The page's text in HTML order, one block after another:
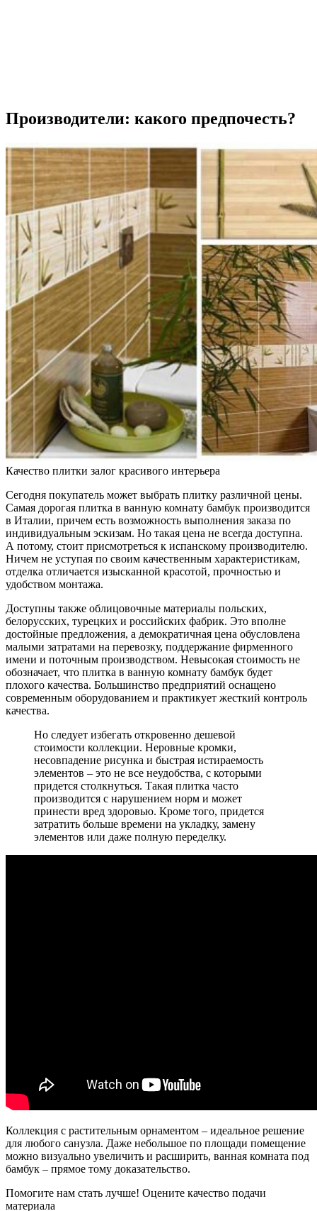
Производители: какого предпочесть?
Качество плитки залог красивого интерьера
Сегодня покупатель может выбрать плитку различной цены.
Самая дорогая плитка в ванную комнату бамбук производится
в Италии, причем есть возможность выполнения заказа по
индивидуальным эскизам. Но такая цена не всегда доступна.
А потому, стоит присмотреться к испанскому производителю.
Ничем не уступая по своим качественным характеристикам,
отделка отличается изысканной красотой, прочностью и
удобством монтажа.
Доступны также облицовочные материалы польских,
белорусских, турецких и российских фабрик. Это вполне
достойные предложения, а демократичная цена обусловлена
малыми затратами на перевозку, поддержание фирменного
имени и поточным производством. Невысокая стоимость не
обозначает, что плитка в ванную комнату бамбук будет
плохого качества. Большинство предприятий оснащено
современным оборудованием и практикует жесткий контроль
качества.
Но следует избегать откровенно дешевой
стоимости коллекции. Неровные кромки,
несовпадение рисунка и быстрая истираемость
элементов – это не все неудобства, с которыми
придется столкнуться. Такая плитка часто
производится с нарушением норм и может
принести вред здоровью. Кроме того, придется
затратить больше времени на укладку, замену
элементов или даже полную переделку.
Коллекция с растительным орнаментом – идеальное решение
для любого санузла. Даже небольшое по площади помещение
можно визуально увеличить и расширить, ванная комната под
бамбук – прямое тому доказательство.
Помогите нам стать лучше! Оцените качество подачи
материала